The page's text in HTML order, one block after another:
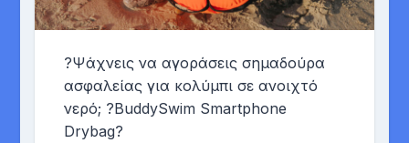
?Ψάχνεις να αγοράσεις σημαδούρα
ασφαλείας για κολύμπι σε ανοιχτό
νερό; ?BuddySwim Smartphone
Drybag?